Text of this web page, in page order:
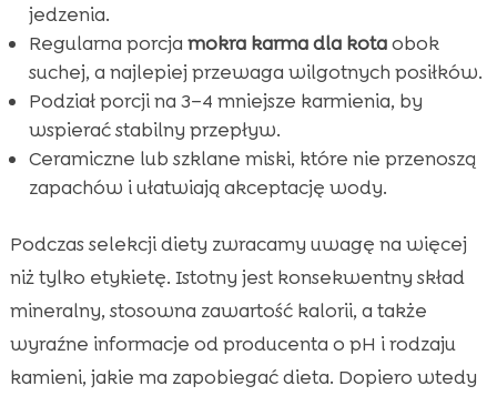
jedzenia.
Regularna porcja mokra karma dla kotaobok
suchej, a najlepiej przewaga wilgotnych posiłków.
Podział porcji na 3–4 mniejsze karmienia, by
wspierać stabilny przepływ.
Ceramiczne lub szklane miski, które nie przenoszą
zapachów i ułatwiają akceptację wody.
Podczas selekcji diety zwracamy uwagę na więcej
niż tylko etykietę. Istotny jest konsekwentny skład
mineralny, stosowna zawartość kalorii, a także
wyraźne informacje od producenta o pH i rodzaju
kamieni, jakie ma zapobiegać dieta. Dopiero wtedy